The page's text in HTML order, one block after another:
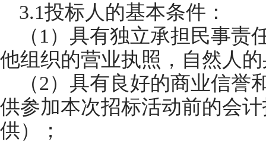
3.1投标人的基本条件：
（1）具有独立承担民事
他组织的营业执照，自然人
（2）具有良好的商业信
供参加本次招标活动前的会
供）；